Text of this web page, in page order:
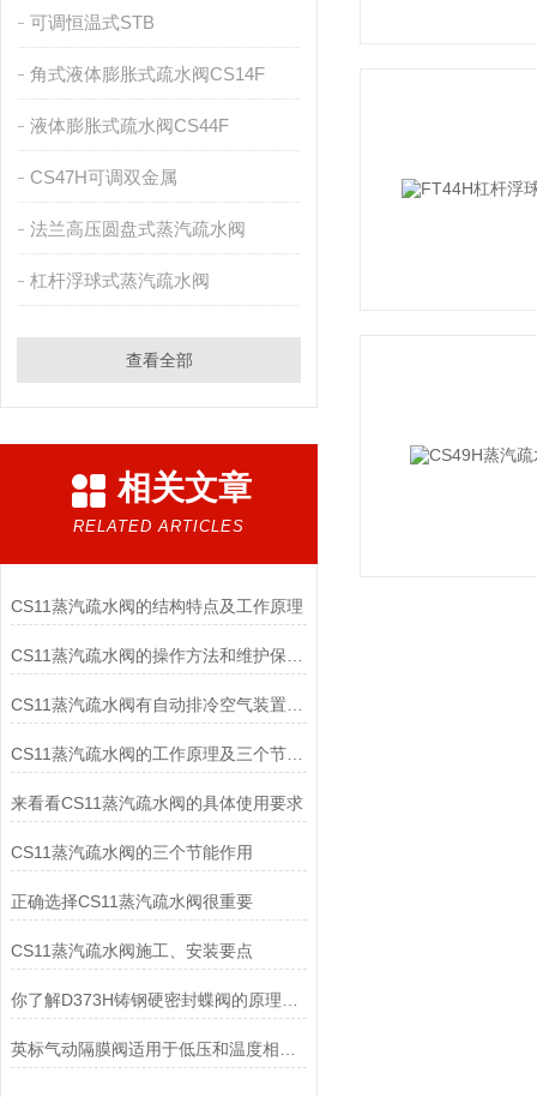
可调恒温式STB
角式液体膨胀式疏水阀CS14F
液体膨胀式疏水阀CS44F
CS47H可调双金属
法兰高压圆盘式蒸汽疏水阀
杠杆浮球式蒸汽疏水阀
查看全部
相关文章
RELATED ARTICLES
CS11蒸汽疏水阀的结构特点及工作原理
CS11蒸汽疏水阀的工作原理及三个节能作用
来看看CS11蒸汽疏水阀的具体使用要求
CS11蒸汽疏水阀的三个节能作用
正确选择CS11蒸汽疏水阀很重要
CS11蒸汽疏水阀施工、安装要点